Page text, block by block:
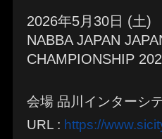
2026年5月30日 (土)
NABBA JAPAN
CHAMPIONSHIP
会場 品川インターシ
URL : https://